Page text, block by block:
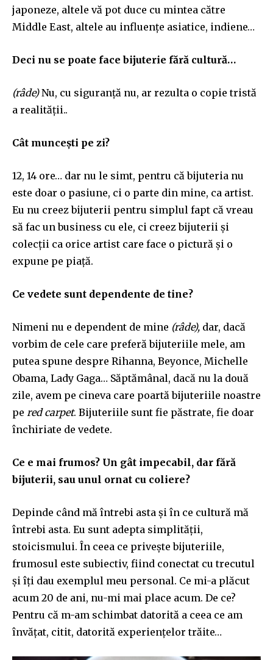
japoneze, altele vă pot duce cu mintea către
Middle East, altele au influențe asiatice, indiene…
Deci nu se poate face bijuterie fără cultură…
(râde)Nu, cu siguranță nu, ar rezulta o copie tristă
a realității..
Cât muncești pe zi?
12, 14 ore… dar nu le simt, pentru că bijuteria nu
este doar o pasiune, ci o parte din mine, ca artist.
Eu nu creez bijuterii pentru simplul fapt că vreau
să fac un business cu ele, ci creez bijuterii și
colecții ca orice artist care face o pictură și o
expune pe piață.
Ce vedete sunt dependente de tine?
Nimeni nu e dependent de mine (râde), dar, dacă
vorbim de cele care preferă bijuteriile mele, am
putea spune despre Rihanna, Beyonce, Michelle
Obama, Lady Gaga… Săptămânal, dacă nu la două
zile, avem pe cineva care poartă bijuteriile noastre
pe red carpet. Bijuteriile sunt fie păstrate, fie doar
închiriate de vedete.
Ce e mai frumos? Un gât impecabil, dar fără
bijuterii, sau unul ornat cu coliere?
Depinde când mă întrebi asta și în ce cultură mă
întrebi asta. Eu sunt adepta simplității,
stoicismului. În ceea ce privește bijuteriile,
frumosul este subiectiv, fiind conectat cu trecutul
și îți dau exemplul meu personal. Ce mi-a plăcut
acum 20 de ani, nu-mi mai place acum. De ce?
Pentru că m-am schimbat datorită a ceea ce am
învățat, citit, datorită experiențelor trăite…